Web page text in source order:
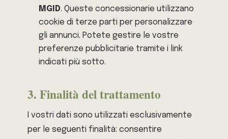
MGID. Queste concessionarie utilizzano
cookie di terze parti per personalizzare
gli annunci. Potete gestire le vostre
preferenze pubblicitarie tramite i link
indicati più sotto.
3. Finalità del trattamento
I vostri dati sono utilizzati esclusivamente
per le seguenti finalità: consentire